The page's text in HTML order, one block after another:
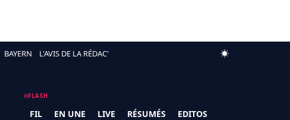
BAYERN L'AVIS DE LA RÉDAC'
FLASH
FIL EN UNE LIVE RÉSUMÉS EDITOS